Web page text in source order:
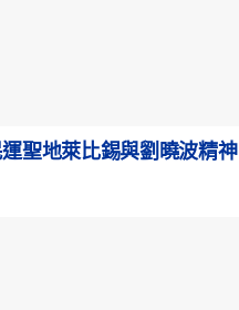
運聖地萊比錫與劉曉波精神